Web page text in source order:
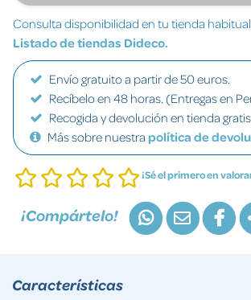
Consulta disponibilidad en tu tienda
Listado de tiendas Dideco.
Envío gratuito a partir de 50 euros.
Recíbelo en 48 horas. (Entregas en
Recogida y devolución en tienda
Más sobre nuestra política de
¡Sé el primero en
¡Compártelo!
Características